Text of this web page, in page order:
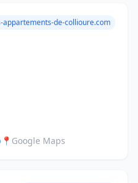
appartements-de-collioure.com
📍 Google Maps